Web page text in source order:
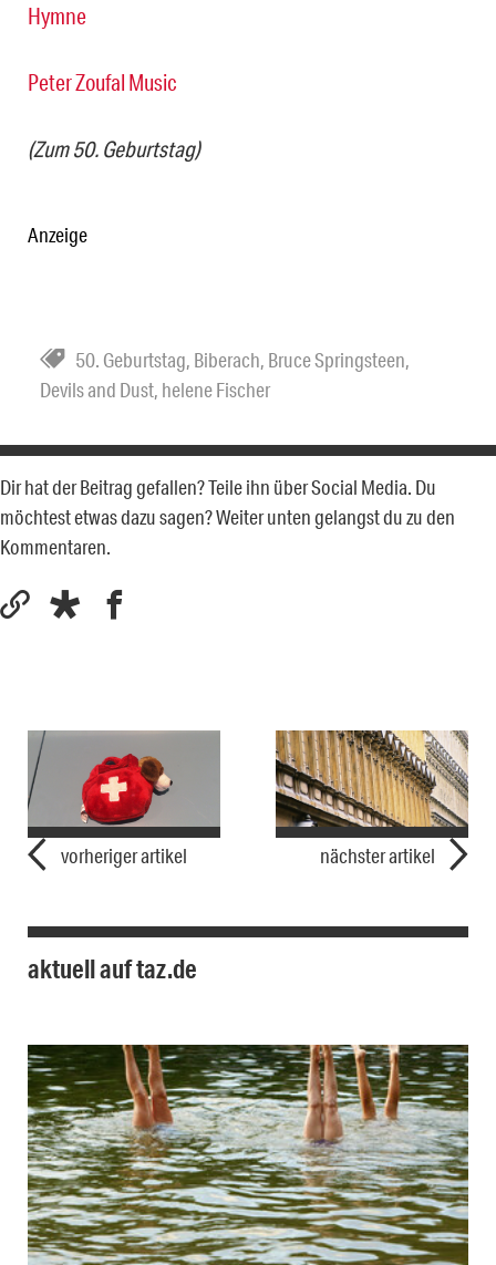
Hymne
Peter Zoufal Music
(Zum 50. Geburtstag)
Anzeige
50. Geburtstag, Biberach, Bruce Springsteen,
Devils and Dust, helene Fischer
Dir hat der Beitrag gefallen? Teile ihn über Social Media. Du
möchtest etwas dazu sagen? Weiter unten gelangst du zu den
Kommentaren.
vorheriger artikel nächster artikel
aktuell auf taz.de